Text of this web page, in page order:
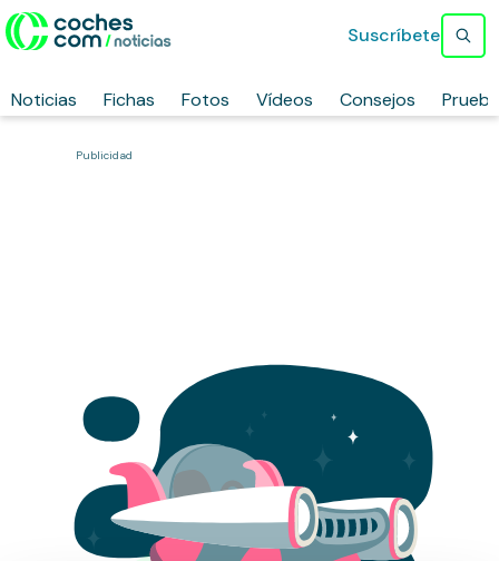
Noticias Fichas Fotos Vídeos Consejos
Suscríbete
Publicidad